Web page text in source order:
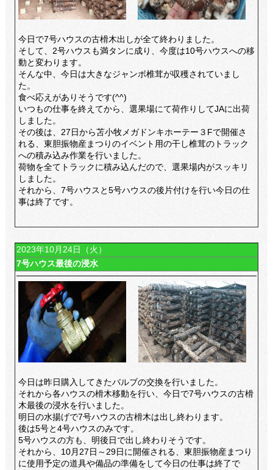
今日で7号ハウスの古榾木出しが全て終わりました。
そして、2号ハウスも満タンに成り、今度は10号ハウスへの移
動と変わります。
そんな中、今日は大きなジャンボ椎茸が収穫されていまし
た。
食べ応えがありそうです(^^)
いつもの仕事を終えてから、選果場にて荷作りしてJAに出荷
しました。
その後は、27日から苫小牧メガドンキホーテー３Fで開催さ
れる、東胆振物産まつりのイベント用の干し椎茸のトラック
への積み込み作業を行いました。
荷物を全てトラックに積み込んだので、選果場内がスッキリ
しました。
それから、7号ハウスと5号ハウスの後片付けを行い今日の仕
事は終了です。
2023年10月24日（火）
7号ハウス最後の浸水
今日は昨日購入してきたバルブの交換を行いました。
それから各ハウスの榾木移動を行い、今日で7号ハウスの古榾
木最後の浸水を行いました。
明日の水揚げで7号ハウスの古榾木は出し終わります。
後は5号と4号ハウスのみです。
5号ハウスの方も、明後日で出し終わりそうです。
それから、10月27日～29日に開催される、東胆振物産まつり
に使用予定の道具や備品の準備をして今日の仕事は終了で